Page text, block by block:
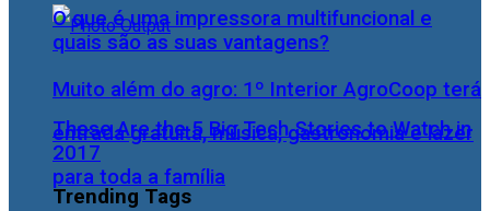
Muito além do agro: 1º Interior AgroCoop terá
entrada gratuita, música, gastronomia e lazer
para toda a família
O que é uma impressora multifuncional e
quais são as suas vantagens?
These Are the 5 Big Tech Stories to Watch in
2017
Trending Tags